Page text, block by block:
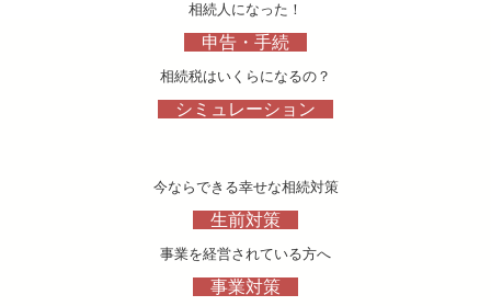
相続のキホン用語
相続人になった！
申告・手続
相続税はいくらになるの？
シミュレーション
今ならできる幸せな相続対策
生前対策
事業を経営されている方へ
事業対策